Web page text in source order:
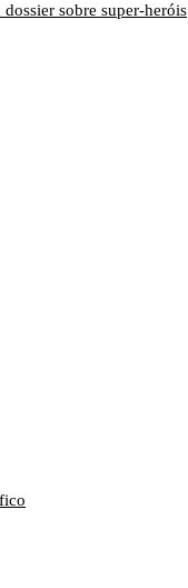
sobre super-heróis